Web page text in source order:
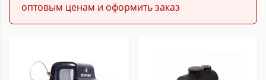
оптовым ценам и оформить заказ